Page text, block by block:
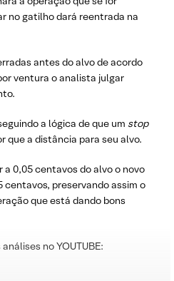
no gatilho dará reentrada na
antes do alvo de acordo
ventura o analista julgar
a lógica de que um stop
que a distância para seu alvo.
a 0,05 centavos do alvo o novo
preservando assim o
que está dando bons
no YOUTUBE: